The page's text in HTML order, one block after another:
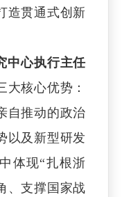
造贯通式创新
中心执行主任
大核心优势：
自推动的政治
以及新型研发
体现“扎根浙
、支撑国家战